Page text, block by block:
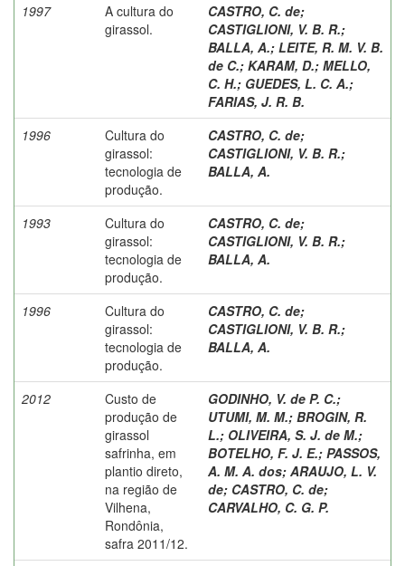
1997
A cultura do
girassol.
CASTRO, C. de;
CASTIGLIONI, V. B. R.;
BALLA, A.; LEITE, R. M. V. B.
de C.; KARAM, D.; MELLO,
C. H.; GUEDES, L. C. A.;
FARIAS, J. R. B.
1996
Cultura do
girassol:
tecnologia de
produção.
CASTRO, C. de;
CASTIGLIONI, V. B. R.;
BALLA, A.
1993
Cultura do
girassol:
tecnologia de
produção.
CASTRO, C. de;
CASTIGLIONI, V. B. R.;
BALLA, A.
1996
Cultura do
girassol:
tecnologia de
produção.
CASTRO, C. de;
CASTIGLIONI, V. B. R.;
BALLA, A.
2012
Custo de
produção de
girassol
safrinha, em
plantio direto,
na região de
Vilhena,
Rondônia,
safra 2011/12.
GODINHO, V. de P. C.;
UTUMI, M. M.; BROGIN, R.
L.; OLIVEIRA, S. J. de M.;
BOTELHO, F. J. E.; PASSOS,
A. M. A. dos; ARAUJO, L. V.
de; CASTRO, C. de;
CARVALHO, C. G. P.